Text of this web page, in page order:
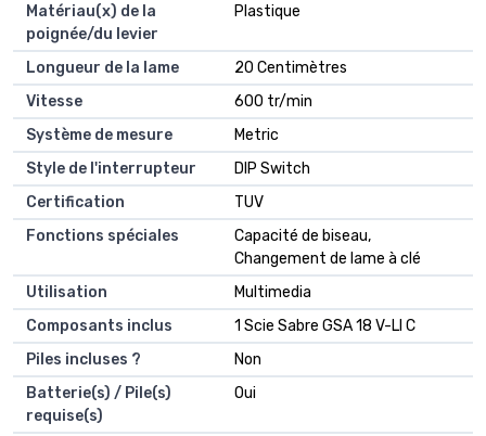
Matériau(x) de la
poignée/du levier
‎Plastique
Longueur de la lame
‎20 Centimètres
Vitesse
‎600 tr/min
Système de mesure
‎Metric
Style de l'interrupteur
‎DIP Switch
Certification
‎TUV
Fonctions spéciales
‎Capacité de biseau,
Changement de lame à clé
Utilisation
‎Multimedia
Composants inclus
‎1 Scie Sabre GSA 18 V-LI C
Piles incluses ?
‎Non
Batterie(s) / Pile(s)
requise(s)
‎Oui